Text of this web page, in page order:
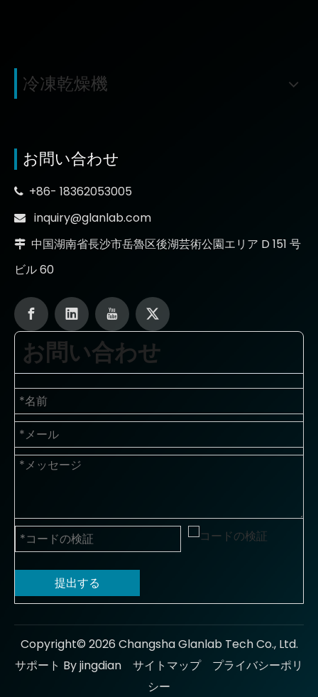
冷凍乾燥機
お問い合わせ
 +86- 18362053005
 inquiry@glanlab.com
 中国湖南省長沙市岳魯区後湖芸術公園エリア D 151 号
ビル 60
お問い合わせ
提出する
Copyright© 2026 Changsha Glanlab Tech Co., Ltd.
サポート By jingdian サイトマップ
プライバシーポリ
シー